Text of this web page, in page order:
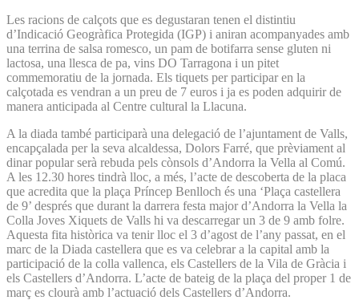
Les racions de calçots que es degustaran tenen el distintiu
d’Indicació Geogràfica Protegida (IGP) i aniran acompanyades amb
una terrina de salsa romesco, un pam de botifarra sense gluten ni
lactosa, una llesca de pa, vins DO Tarragona i un pitet
commemoratiu de la jornada. Els tiquets per participar en la
calçotada es vendran a un preu de 7 euros i ja es poden adquirir de
manera anticipada al Centre cultural la Llacuna.
A la diada també participarà una delegació de l’ajuntament de Valls,
encapçalada per la seva alcaldessa, Dolors Farré, que prèviament al
dinar popular serà rebuda pels cònsols d’Andorra la Vella al Comú.
A les 12.30 hores tindrà lloc, a més, l’acte de descoberta de la placa
que acredita que la plaça Príncep Benlloch és una ‘Plaça castellera
de 9’ després que durant la darrera festa major d’Andorra la Vella la
Colla Joves Xiquets de Valls hi va descarregar un 3 de 9 amb folre.
Aquesta fita històrica va tenir lloc el 3 d’agost de l’any passat, en el
marc de la Diada castellera que es va celebrar a la capital amb la
participació de la colla vallenca, els Castellers de la Vila de Gràcia i
els Castellers d’Andorra. L’acte de bateig de la plaça del proper 1 de
març es clourà amb l’actuació dels Castellers d’Andorra.